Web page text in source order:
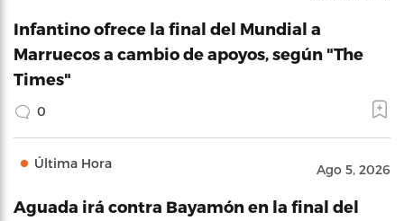
Infantino ofrece la final del Mundial a
Marruecos a cambio de apoyos, según "The
Times"
0
Última Hora Ago 5, 2026
Aguada irá contra Bayamón en la final del